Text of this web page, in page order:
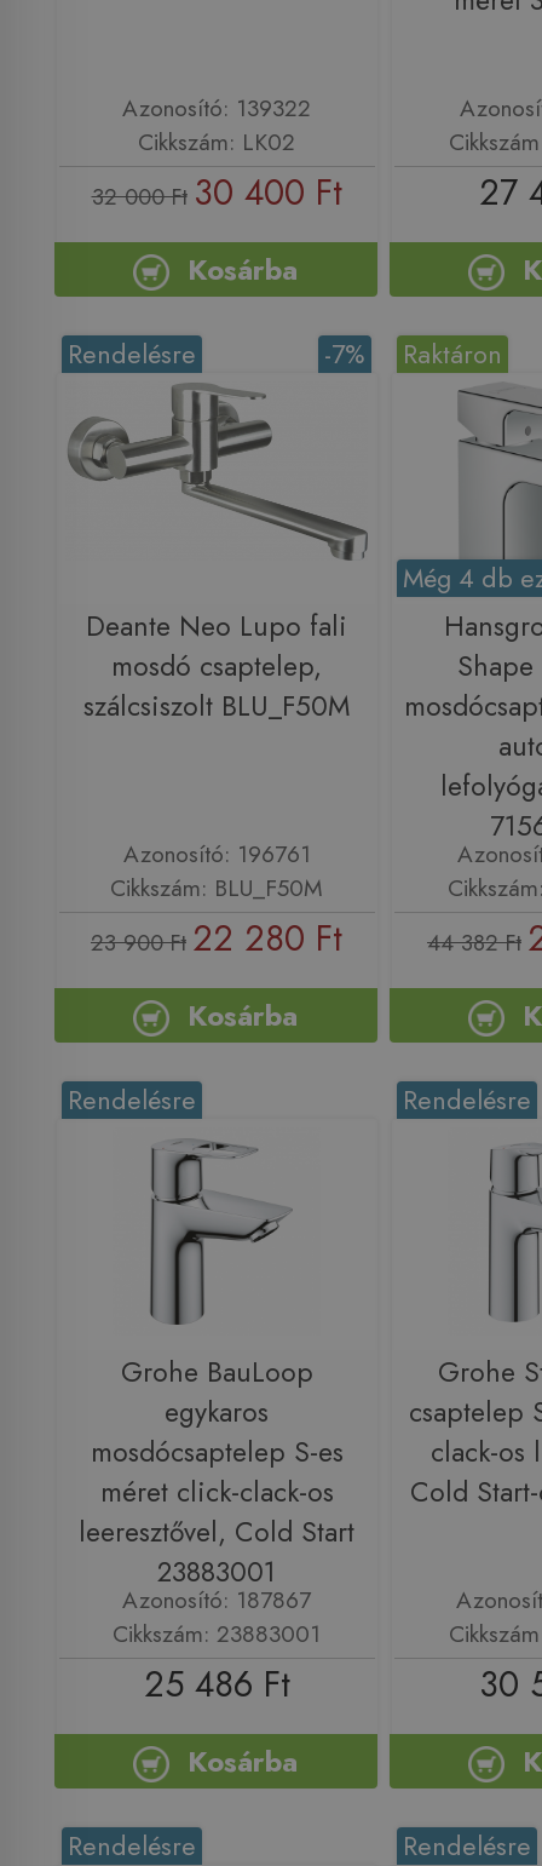
Azonosító: 139322
Cikkszám: LK02
32 000 Ft 30 400 Ft
Kosárba
27
-7%
Rendelésre
Deante Neo Lupo fali
mosdó csaptelep,
szálcsiszolt BLU_F50M
Azonosító: 196761
Cikkszám: BLU_F50M
23 900 Ft 22 280 Ft
Kosárba
Raktáron
Még 4 db
44 382 Ft
Rendelésre
Grohe BauLoop
egykaros
mosdócsaptelep S-es
méret click-clack-os
leeresztővel, Cold Start
23883001
Azonosító: 187867
Cikkszám: 23883001
25 486 Ft
Kosárba
Rendelésre
Grohe
csaptelep
clack-os
Cold
30
Rendelésre Rendelésre